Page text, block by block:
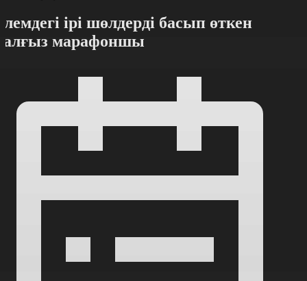
ірі шөлдерді басып өткен
марафоншы